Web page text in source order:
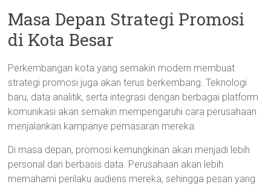
Masa Depan Strategi Promosi
di Kota Besar
Perkembangan kota yang semakin modern membuat
strategi promosi juga akan terus berkembang. Teknologi
baru, data analitik, serta integrasi dengan berbagai platform
komunikasi akan semakin mempengaruhi cara perusahaan
menjalankan kampanye pemasaran mereka.
Di masa depan, promosi kemungkinan akan menjadi lebih
personal dan berbasis data. Perusahaan akan lebih
memahami perilaku audiens mereka, sehingga pesan yang